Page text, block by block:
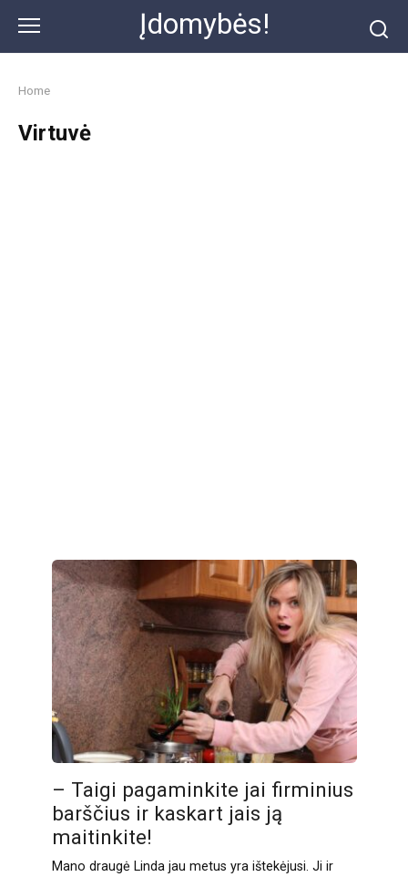
content
Įdomybės!
Home
Virtuvė
– Taigi pagaminkite jai firminius
barščius ir kaskart jais ją
maitinkite!
Mano draugė Linda jau metus yra ištekėjusi. Ji ir